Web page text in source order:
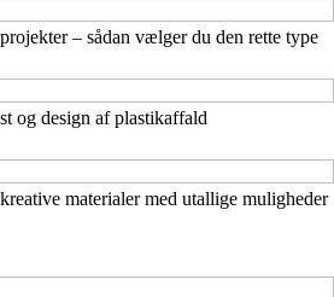
– sådan vælger du den rette type
og design af plastikaffald
materialer med utallige muligheder